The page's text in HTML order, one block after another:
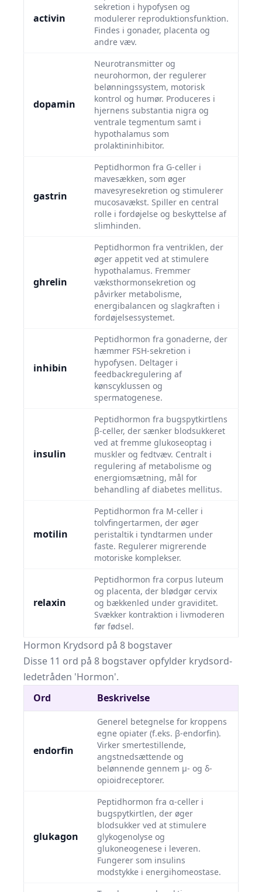
activin
sekretion i hypofysen og
modulerer reproduktionsfunktion.
Findes i gonader, placenta og
andre væv.
dopamin
Neurotransmitter og
neurohormon, der regulerer
belønningssystem, motorisk
kontrol og humør. Produceres i
hjernens substantia nigra og
ventrale tegmentum samt i
hypothalamus som
prolaktininhibitor.
gastrin
Peptidhormon fra G-celler i
mavesækken, som øger
mavesyresekretion og stimulerer
mucosavækst. Spiller en central
rolle i fordøjelse og beskyttelse af
slimhinden.
ghrelin
Peptidhormon fra ventriklen, der
øger appetit ved at stimulere
hypothalamus. Fremmer
væksthormonsekretion og
påvirker metabolisme,
energibalancen og slagkraften i
fordøjelsessystemet.
inhibin
Peptidhormon fra gonaderne, der
hæmmer FSH-sekretion i
hypofysen. Deltager i
feedbackregulering af
kønscyklussen og
spermatogenese.
insulin
Peptidhormon fra bugspytkirtlens
β-celler, der sænker blodsukkeret
ved at fremme glukoseoptag i
muskler og fedtvæv. Centralt i
regulering af metabolisme og
energiomsætning, mål for
behandling af diabetes mellitus.
motilin
Peptidhormon fra M-celler i
tolvfingertarmen, der øger
peristaltik i tyndtarmen under
faste. Regulerer migrerende
motoriske komplekser.
relaxin
Peptidhormon fra corpus luteum
og placenta, der blødgør cervix
og bækkenled under graviditet.
Svækker kontraktion i livmoderen
før fødsel.
Hormon Krydsord på 8 bogstaver
Disse 11 ord på 8 bogstaver opfylder krydsord-
ledetråden 'Hormon'.
Ord
Beskrivelse
endorfin
Generel betegnelse for kroppens
egne opiater (f.eks. β-endorfin).
Virker smertestillende,
angstnedsættende og
belønnende gennem µ- og δ-
opioidreceptorer.
glukagon
Peptidhormon fra α-celler i
bugspytkirtlen, der øger
blodsukker ved at stimulere
glykogenolyse og
glukoneogenese i leveren.
Fungerer som insulins
modstykke i energihomeostase.